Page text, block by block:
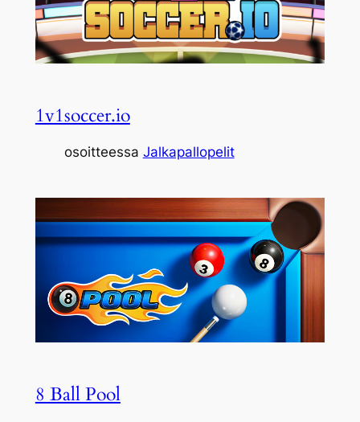
1v1soccer.io
osoitteessa Jalkapallopelit
8 Ball Pool